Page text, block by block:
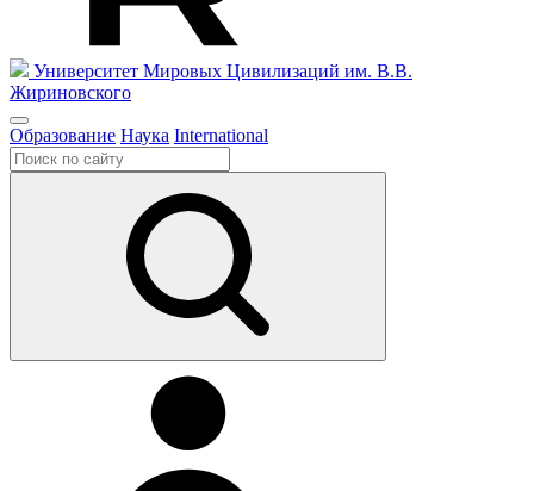
Университет Мировых Цивилизаций им. В.В.
Жириновского
Образование Наука International